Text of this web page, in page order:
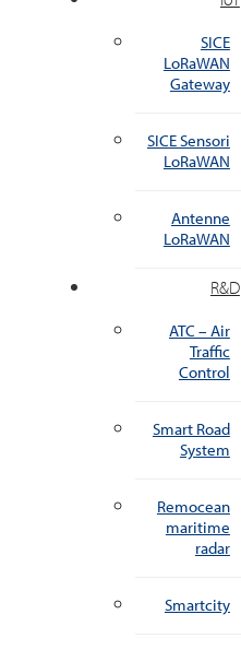
SICE
LoRaWAN
Gateway
SICE Sensori
LoRaWAN
Antenne
LoRaWAN
R&D
ATC – Air
Traffic
Control
Smart Road
System
Remocean
maritime
radar
Smartcity